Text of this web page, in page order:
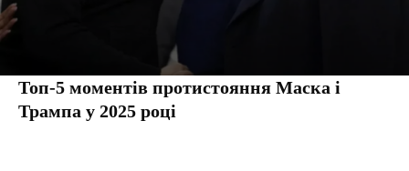
Топ-5 моментів протистояння Маска і
Трампа у 2025 році